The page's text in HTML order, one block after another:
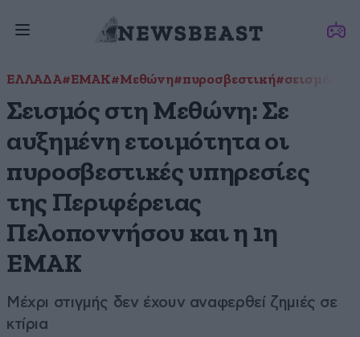
ΕΛΛΑΔΑ#ΕΜΑΚ#Μεθώνη#πυροσβεστική#σεισμός
Σεισμός στη Μεθώνη: Σε
αυξημένη ετοιμότητα οι
πυροσβεστικές υπηρεσίες
της Περιφέρειας
Πελοποννήσου και η 1η
ΕΜΑΚ
Μέχρι στιγμής δεν έχουν αναφερθεί ζημιές σε
κτίρια